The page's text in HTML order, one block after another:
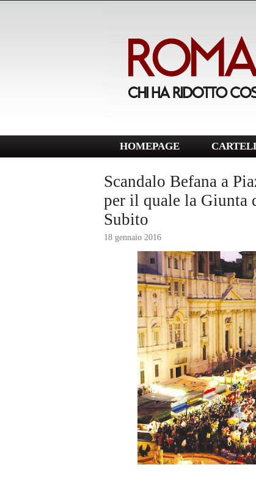
HOMEPAGE
Scandalo Befana a
per il quale la Giunta
Subito
18 gennaio 2016